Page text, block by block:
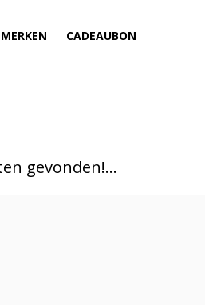
MERKEN CADEAUBON
gevonden!...